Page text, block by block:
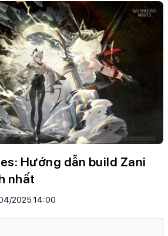
Hướng dẫn build Zani
nhất
2025 14:00